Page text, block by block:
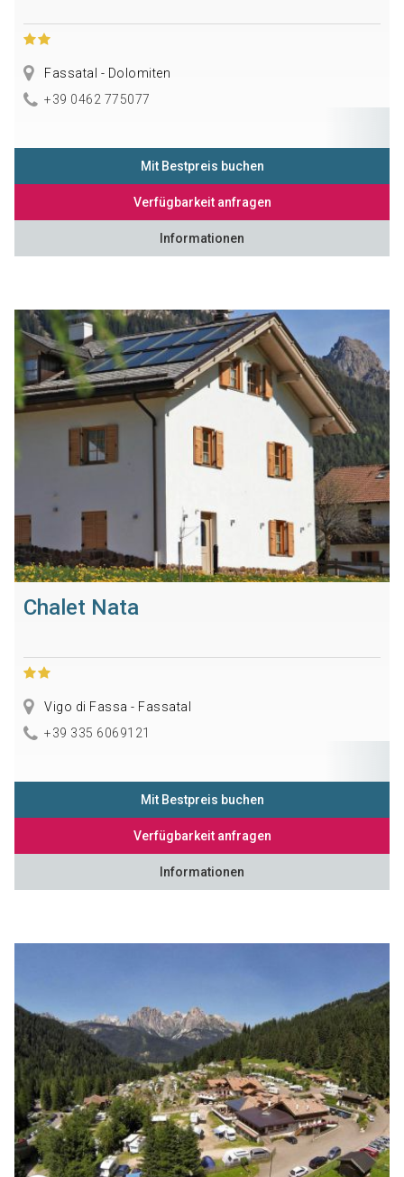
Fassatal - Dolomiten
+39 0462 775077
Mit Bestpreis buchen
Verfügbarkeit anfragen
Informationen
Chalet Nata
Vigo di Fassa - Fassatal
+39 335 6069121
Mit Bestpreis buchen
Verfügbarkeit anfragen
Informationen